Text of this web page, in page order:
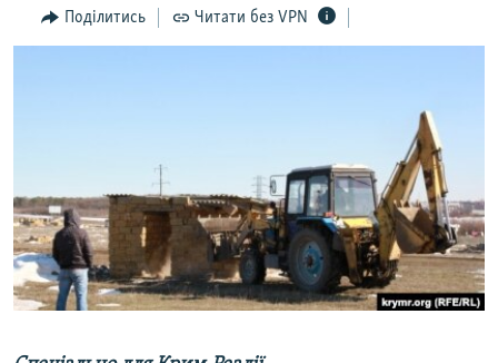
пошуку
ІНТЕРВ'Ю
ВІДЕОУРОКИ «ELIFBE»
СВІДЧЕННЯ ОКУПАЦІЇ
УКРАЇНСЬКА ПРОБЛЕМА КРИМУ
ІНФОГРАФІКА
Русский
Qırımtatar
ДОЛУЧАЙСЯ!
Поділитись Читати без VPN